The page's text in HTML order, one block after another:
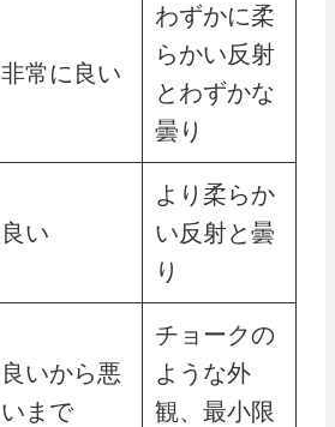
非常に良い
わずかに柔
らかい反射
とわずかな
曇り
良い
より柔らか
い反射と曇
り
良いから悪
いまで
チョークの
ような外
観、最小限